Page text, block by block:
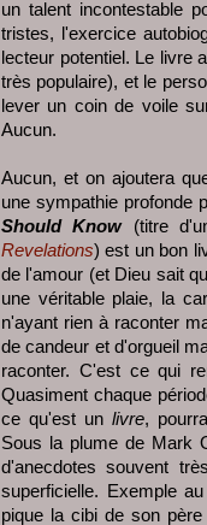
un talent incontestable
tristes, l'exercice
lecteur potentiel. Le livre
très populaire), et le
lever un coin de voile
Aucun.
Aucun, et on ajoutera
une sympathie profonde
Should Know (titre
Revelations) est un bon
de l'amour (et Dieu sait
une véritable plaie, la
n'ayant rien à raconter
de candeur et d'orgueil
raconter. C'est ce qui
Quasiment chaque
ce qu'est unlivre,
Sous la plume de Mark
d'anecdotes souvent
superficielle. Exemple
pique la cibi de son